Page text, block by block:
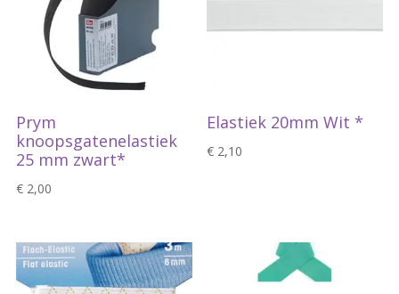
Prym
knoopsgatenelastiek
25 mm zwart*
€2,00
Elastiek 20mm Wit *
€ 2,10